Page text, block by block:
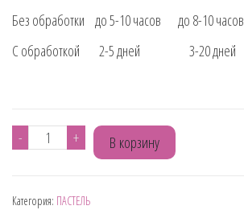
Без обработки до 5-10 часов до 8-10 часов
С обработкой 2-5 дней 3-20 дней
-
Количество
ПАСТЕЛЬ
+ В корзину
Категория: ПАСТЕЛЬ